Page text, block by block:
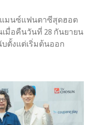
รแมนซ์แฟนตาซีสุดฮอต
มื่อคืนวันที่ 28 กันยายน
ตั้งแต่เริ่มต้นออก